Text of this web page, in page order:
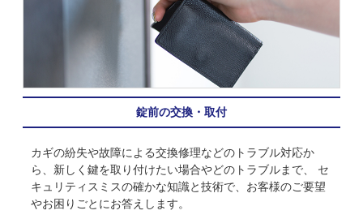
錠前の交換・取付
カギの紛失や故障による交換修理などのトラブル対応か
ら、新しく鍵を取り付けたい場合やどのトラブルまで、 セ
キュリティスミスの確かな知識と技術で、お客様のご要望
やお困りごとにお答えします。